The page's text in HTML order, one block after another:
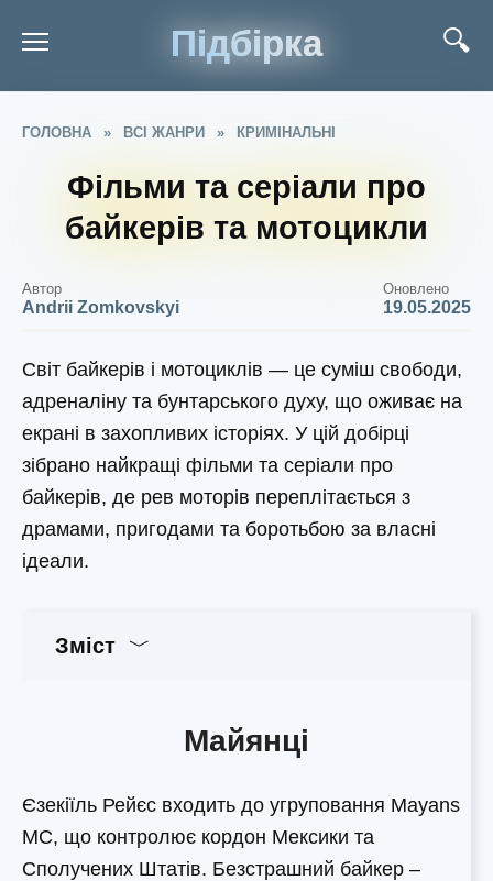
Підбірка
ГОЛОВНА » ВСІ ЖАНРИ » КРИМІНАЛЬНІ
Фільми та серіали про
байкерів та мотоцикли
Автор
Andrii Zomkovskyi
Оновлено
19.05.2025
Світ байкерів і мотоциклів — це суміш свободи,
адреналіну та бунтарського духу, що оживає на
екрані в захопливих історіях. У цій добірці
зібрано найкращі фільми та серіали про
байкерів, де рев моторів переплітається з
драмами, пригодами та боротьбою за власні
ідеали.
Зміст
Майянці
Єзекіїль Рейєс входить до угруповання Mayans
MC, що контролює кордон Мексики та
Сполучених Штатів. Безстрашний байкер –